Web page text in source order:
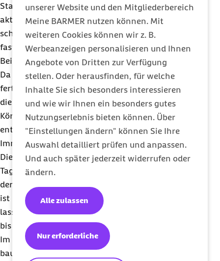
unserer Website und den Mitgliederbereich
Meine BARMER nutzen können. Mit
weiteren Cookies können wir z. B.
Werbeanzeigen personalisieren und Ihnen
Angebote von Dritten zur Verfügung
stellen. Oder herausfinden, für welche
Inhalte Sie sich besonders interessieren
und wie wir Ihnen ein besonders gutes
Nutzungserlebnis bieten können. Über
"Einstellungen ändern" können Sie Ihre
Auswahl detailliert prüfen und anpassen.
Und auch später jederzeit widerrufen oder
ändern.
Nur erforderliche
Alle zulassen
Stattdessen erhalten Sie eine passive und eine
aktive Tollwut-Impfung. Bekommen Sie beide so
schnell wie möglich, liegt der Therapieerfolg bei
fast 100 Prozent.
Bei der passiven Impfung wird ihr Körper gestärkt.
Da erhalten Sie per Spritze einen Impfstoff, der
fertige Antikörper (auch Immunglobuline) enthält,
die gegen die Rabies-Viren vorgehen. Damit Ihr
Körper beginnt, selbst viele Antikörper zu bilden,
enthält der Impfstoff bei der aktiven
Immunisierung tote Virusteile.
Die Tollwut-Immunisierung sollte unbedingt am
Tag 0, also dem Tag der Infektion erfolgen. Zeigt
der Patient am Tag später schon erste Symptome,
ist es zu spät für diese Grundimmunisierung. Dann
lassen sich nur noch die Anzeichen lindern, nach
bis zu sieben Tagen stirbt der Patient.
Im Rahmen der prophylaktischen Tollwutimpfung
baut der Körper im Verlauf einiger Wochen einen